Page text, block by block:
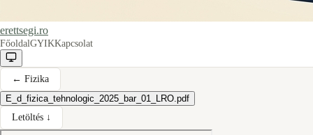
erettsegi.ro
FőoldalGYIKKapcsolat
← Fizika
E_d_fizica_tehnologic_2025_bar_01_LRO.pdf
Letöltés ↓